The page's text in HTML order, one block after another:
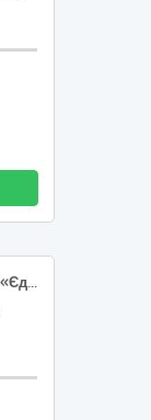
Бензин та дизельне паливо (ДК 021:2015 «Єдиний закупівельний словник» - 09130000-9 - нафта і дистиляти)